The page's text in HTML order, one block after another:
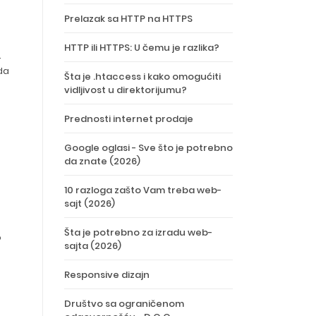
Prelazak sa HTTP na HTTPS
HTTP ili HTTPS: U čemu je razlika?
Šta je .htaccess i kako omogućiti
vidljivost u direktorijumu?
Prednosti internet prodaje
Google oglasi - Sve što je potrebno
da znate (2026)
10 razloga zašto Vam treba web-
sajt (2026)
Šta je potrebno za izradu web-
sajta (2026)
Responsive dizajn
Društvo sa ograničenom